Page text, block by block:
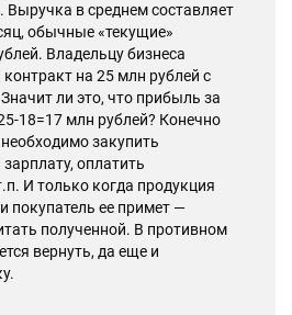
Выручка в среднем составляет
обычные «текущие»
Владельцу бизнеса
на 25 млн рублей с
ли это, что прибыль за
18=17 млн рублей? Конечно
закупить
оплатить
И только когда продукция
покупатель ее примет —
полученной. В противном
вернуть, да еще и